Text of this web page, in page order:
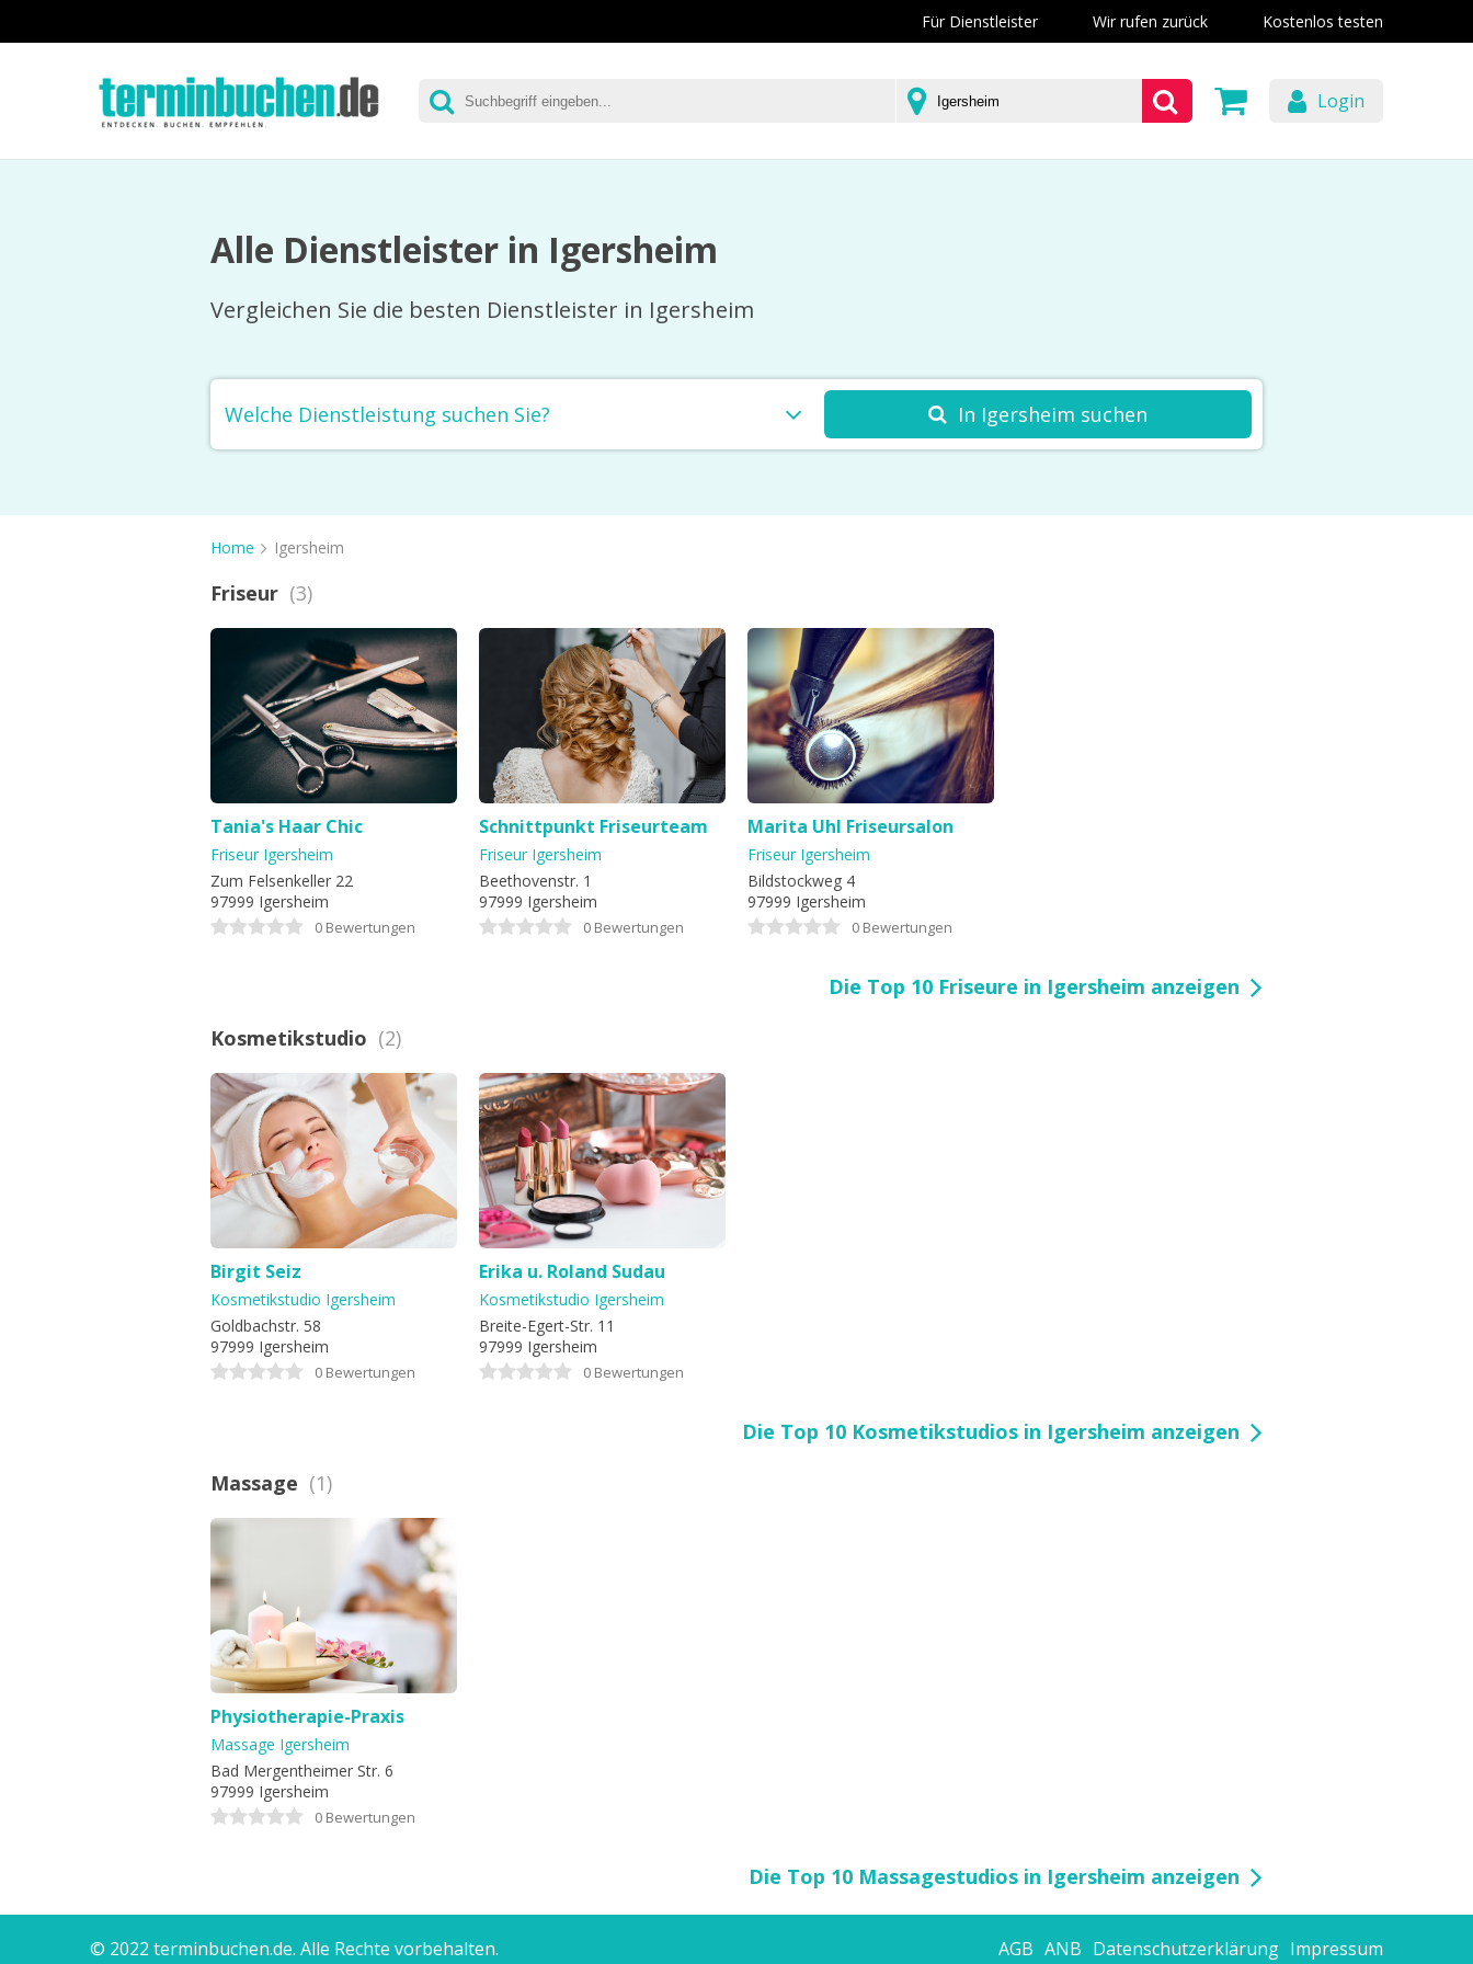
Für Dienstleister Wir rufen zurück Kostenlos testen
Login
Alle Dienstleister in Igersheim
Vergleichen Sie die besten Dienstleister in Igersheim
Kosmetikstudio
Spa
Haarentfernung
Barbershop
Nagelstudio
Tattoo & Piercing
Sonnenstudio
In Igersheim suchen
Home Igersheim
Friseur (3)
Tania's Haar Chic
Friseur Igersheim
Zum Felsenkeller 22
97999 Igersheim
0 Bewertungen
Schnittpunkt Friseurteam
Friseur Igersheim
Beethovenstr. 1
97999 Igersheim
0 Bewertungen
Marita Uhl Friseursalon
Friseur Igersheim
Bildstockweg 4
97999 Igersheim
0 Bewertungen
Die Top 10 Friseure in Igersheim anzeigen
Kosmetikstudio (2)
Birgit Seiz
Kosmetikstudio Igersheim
Goldbachstr. 58
97999 Igersheim
0 Bewertungen
Erika u. Roland Sudau
Kosmetikstudio Igersheim
Breite-Egert-Str. 11
97999 Igersheim
0 Bewertungen
Die Top 10 Kosmetikstudios in Igersheim anzeigen
Massage (1)
Physiotherapie-Praxis
Bettina Kiesling und
Theresa Reuß
Massage Igersheim
Bad Mergentheimer Str. 6
97999 Igersheim
0 Bewertungen
Die Top 10 Massagestudios in Igersheim anzeigen
© 2022 terminbuchen.de. Alle Rechte vorbehalten. AGB ANB Datenschutzerklärung Impressum